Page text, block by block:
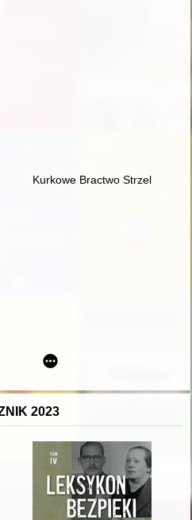
for watermark research and
Kurkowe Bractwo Strzeleckie
korpusach kadetów w XIX
2023